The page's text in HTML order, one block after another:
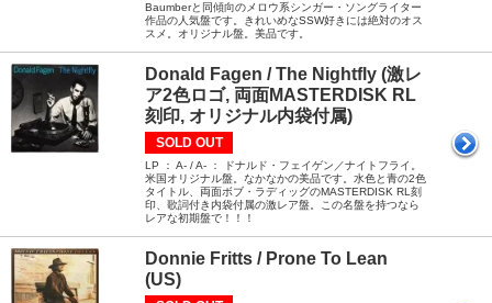
Baumberと同傾向のメロウ系シンガー・ソングライター
作品の人気盤です。きれいめなSSW好きには絶対のオス
スメ。オリジナル盤。美品です。
Donald Fagen / The Nightfly (激レ
ア2色ロゴ, 両面MASTERDISK RL
刻印, オリジナル内袋付属)
SOLD OUT
LP ： A- / A- ： ドナルド・フェイゲン／ナイトフライ。
米国オリジナル盤。なかなかの美品です。水色と青の2色
タイトル、両面ボブ・ラディッグのMASTERDISK RL刻
印、歌詞付き内袋付属の激レア盤。この名盤を持つなら
レアな初期盤で！！！
Donnie Fritts / Prone To Lean
(US)